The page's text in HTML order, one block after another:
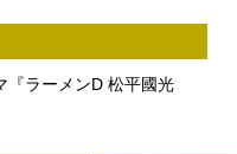
ラーメンD 松平國光